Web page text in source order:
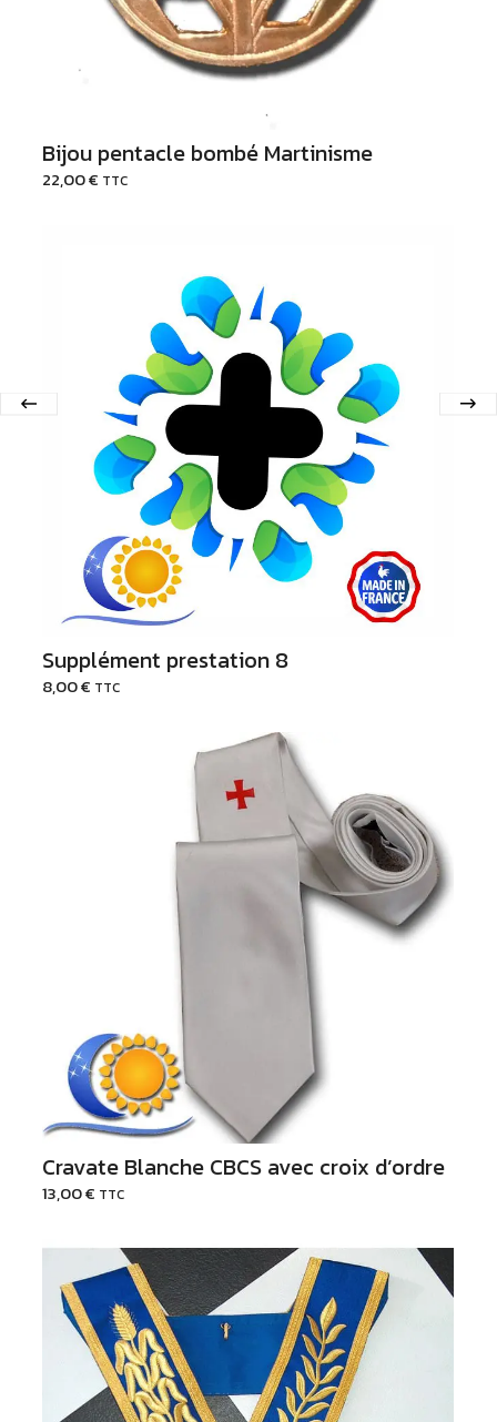
Bijou pentacle bombé Martinisme
22,00€ TTC
Supplément prestation 8
8,00€ TTC
Cravate Blanche CBCS avec croix d’ordre
13,00€ TTC